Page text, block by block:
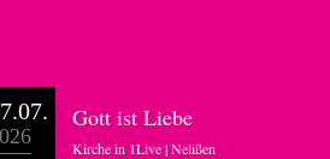
Gott ist Liebe
Kirche in 1Live | Nelißen